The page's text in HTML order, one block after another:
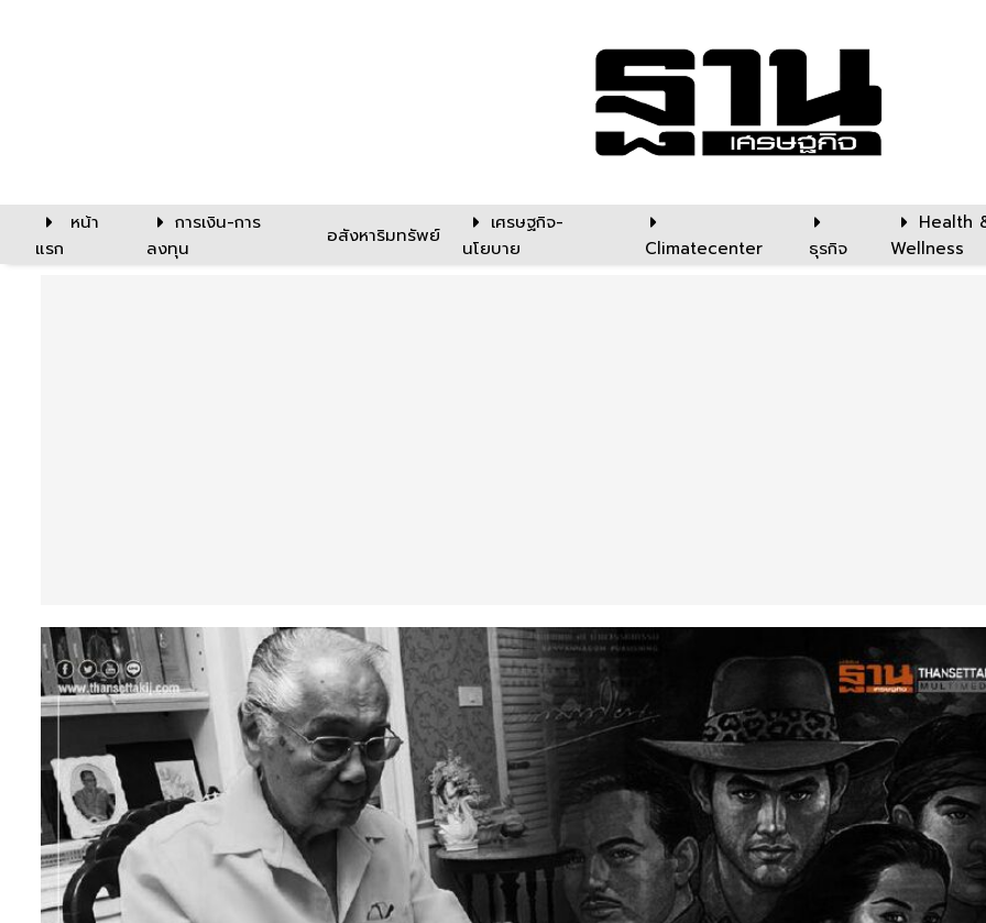
หน้า
แรก
การเงิน-การ
ลงทุน
อสังหาริมทรัพย์
เศรษฐกิจ-
นโยบาย
Climatecenter ธุรกิจ
Health
Wellness